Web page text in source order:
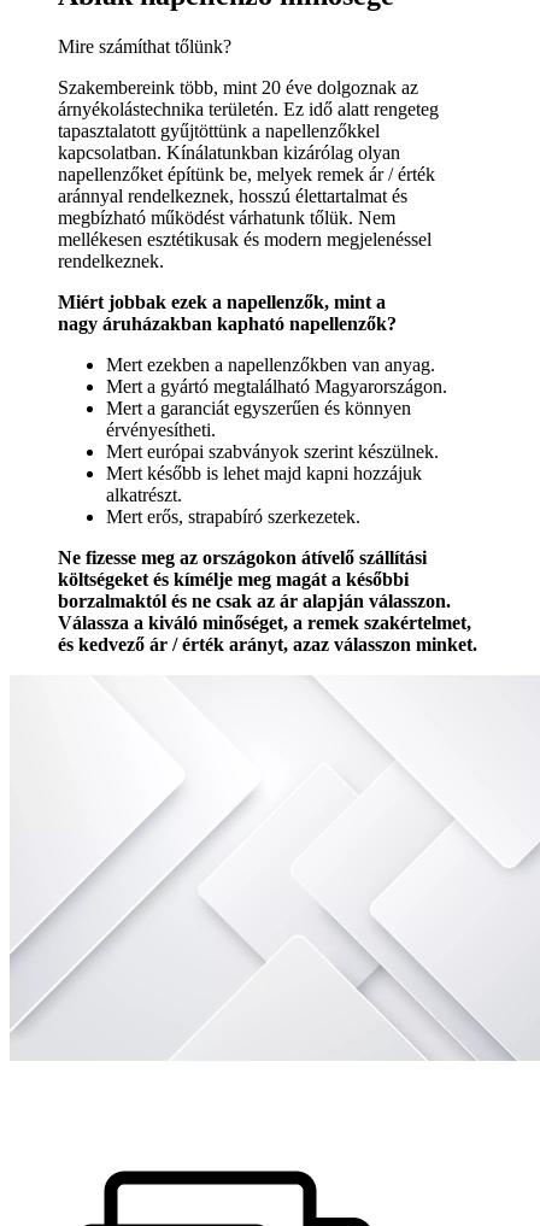
Mire számíthat tőlünk?
Szakembereink több, mint 20 éve dolgoznak az
árnyékolástechnika területén. Ez idő alatt rengeteg
tapasztalatott gyűjtöttünk a napellenzőkkel
kapcsolatban. Kínálatunkban kizárólag olyan
napellenzőket építünk be, melyek remek ár / érték
aránnyal rendelkeznek, hosszú élettartalmat és
megbízható működést várhatunk tőlük. Nem
mellékesen esztétikusak és modern megjelenéssel
rendelkeznek.
Miért jobbak ezek a napellenzők, mint a
nagy áruházakban kapható napellenzők?
Mert ezekben a napellenzőkben van anyag.
Mert a gyártó megtalálható Magyarországon.
Mert a garanciát egyszerűen és könnyen
érvényesítheti.
Mert európai szabványok szerint készülnek.
Mert később is lehet majd kapni hozzájuk
alkatrészt.
Mert erős, strapabíró szerkezetek.
Ne fizesse meg az országokon átívelő szállítási
költségeket és kímélje meg magát a későbbi
borzalmaktól és ne csak az ár alapján válasszon.
Válassza a kiváló minőséget, a remek szakértelmet,
és kedvező ár / érték arányt, azaz válasszon minket.